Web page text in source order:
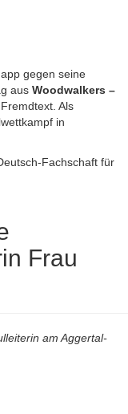
gegen seine
aus Woodwalkers –
Als
in
Fachschaft für
Frau
am Aggertal-